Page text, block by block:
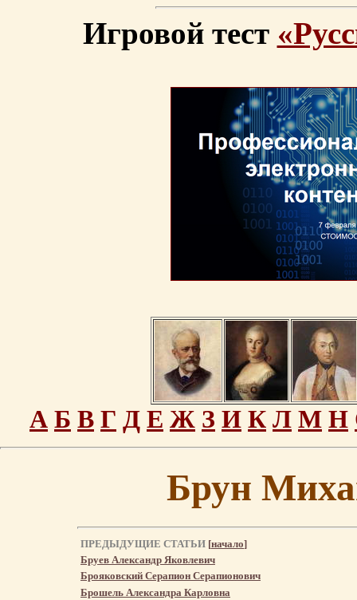
Игровой тест
А Б В Г Д Е Ж З И К Л М Н
Брун
ПРЕДЫДУЩИЕ СТАТЬИ [начало]
Бруев Александр Яковлевич
Брояковский Серапион Серапионович
Брошель Александра Карловна